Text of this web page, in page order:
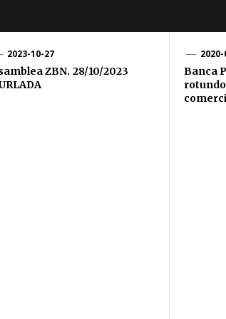
2023-10-27
ZBN. 28/10/2023
Banca